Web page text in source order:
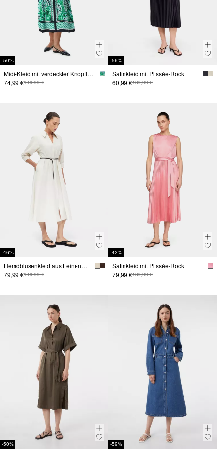
-50%
Midi-Kleid mit verdeckter Knopfleiste und All-over-Print
74,99 €149,99 €
-56%
Satinkleid mit Plissée-Rock
60,99 €139,99 €
-46%
Hemdblusenkleid aus Leinenmix mit Gürtel
79,99 €149,99 €
-42%
Satinkleid mit Plissée-Rock
79,99 €139,99 €
-50% -59%